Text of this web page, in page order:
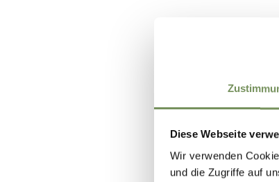
Diese Webseite
Wir verwenden
und die Zugriffe auf